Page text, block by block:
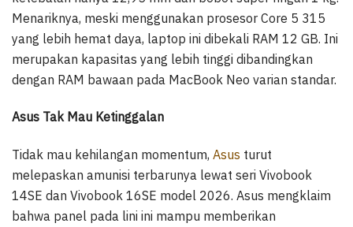
Menariknya, meski menggunakan prosesor Core 5 315
yang lebih hemat daya, laptop ini dibekali RAM 12 GB. Ini
merupakan kapasitas yang lebih tinggi dibandingkan
dengan RAM bawaan pada MacBook Neo varian standar.
Asus Tak Mau Ketinggalan
Tidak mau kehilangan momentum, Asus turut
melepaskan amunisi terbarunya lewat seri Vivobook
14SE dan Vivobook 16SE model 2026. Asus mengklaim
bahwa panel pada lini ini mampu memberikan